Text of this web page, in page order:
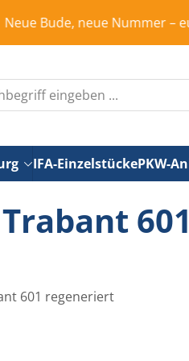
neue Nummer – eure
IFA-EinzelstückePKW-